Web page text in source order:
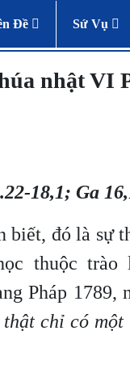
Đề Sứ Vụ
nhật VI
18,1; Ga
biết, đó là sự
thuộc trào
Pháp 1789,
chỉ có một